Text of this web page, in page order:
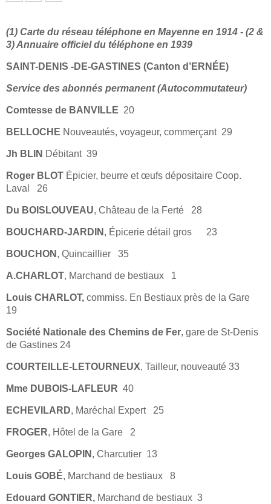
(1) Carte du réseau téléphone en Mayenne en 1914 - (2 &
3) Annuaire officiel du téléphone en 1939
SAINT-DENIS -DE-GASTINES (Canton d’ERNÉE)
Service des abonnés permanent (Autocommutateur)
Comtesse de BANVILLE 20
BELLOCHE Nouveautés, voyageur, commerçant 29
Jh BLIN Débitant 39
Roger BLOT Épicier, beurre et œufs dépositaire Coop.
Laval 26
Du BOISLOUVEAU, Château de la Ferté 28
BOUCHARD-JARDIN , Épicerie détail gros 23
BOUCHON , Quincaillier 35
A.CHARLOT, Marchand de bestiaux 1
Louis CHARLOT, commiss. En Bestiaux près de la Gare
19
Société Nationale des Chemins de Fer, gare de St-Denis
de Gastines 24
COURTEILLE-LETOURNEUX, Tailleur, nouveauté 33
Mme DUBOIS-LAFLEUR 40
ECHEVILARD, Maréchal Expert 25
FROGER, Hôtel de la Gare 2
Georges GALOPIN , Charcutier 13
Louis GOBÉ, Marchand de bestiaux 8
Edouard GONTIER, Marchand de bestiaux 3